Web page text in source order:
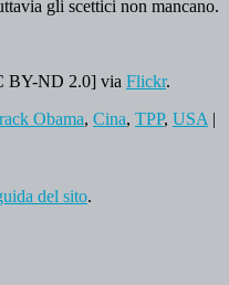
gli scettici non mancano.
BY-ND 2.0] via Flickr.
Obama, Cina, TPP, USA |
del sito.